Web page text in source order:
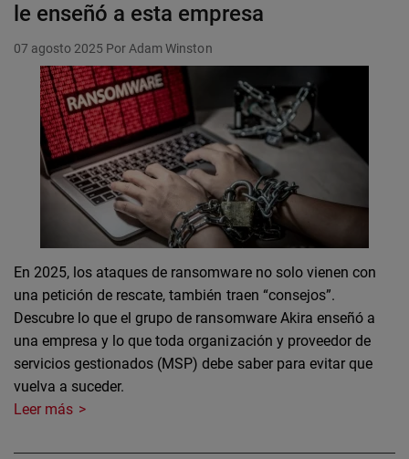
le enseñó a esta empresa
07 agosto 2025 Por Adam Winston
En 2025, los ataques de ransomware no solo vienen con
una petición de rescate, también traen “consejos”.
Descubre lo que el grupo de ransomware Akira enseñó a
una empresa y lo que toda organización y proveedor de
servicios gestionados (MSP) debe saber para evitar que
vuelva a suceder.
Leer más